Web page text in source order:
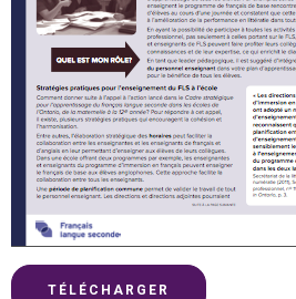
TÉLÉCHARGER